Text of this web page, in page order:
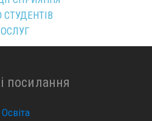
посилання
Освіта